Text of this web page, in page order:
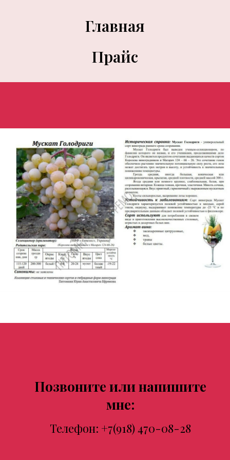
Главная
Прайс
Позвоните или напишите
мне:
Телефон: +7(918) 470-08-28